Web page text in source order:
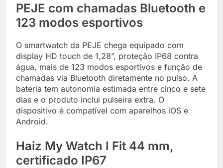
PEJE com chamadas Bluetooth e
123 modos esportivos
O smartwatch da PEJE chega equipado com
display HD touch de 1,28”, proteção IP68 contra
água, mais de 123 modos esportivos e função de
chamadas via Bluetooth diretamente no pulso. A
bateria tem autonomia estimada entre cinco e sete
dias e o produto inclui pulseira extra. O
dispositivo é compatível com aparelhos iOS e
Android.
Haiz My Watch I Fit 44 mm,
certificado IP67